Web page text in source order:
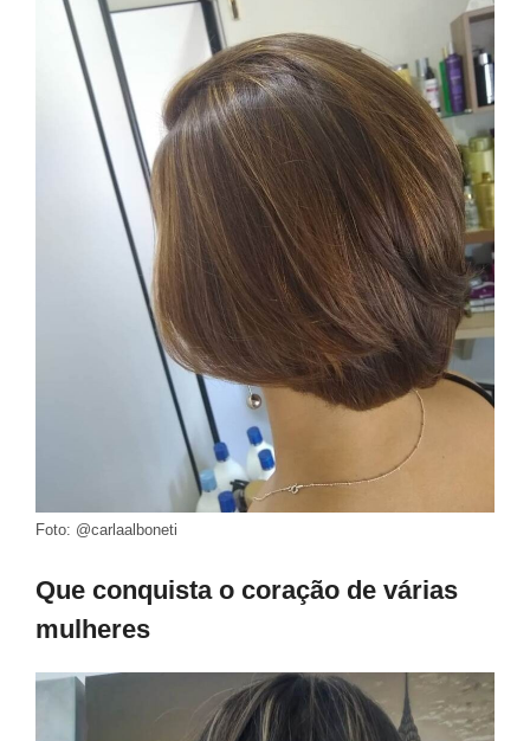
Foto: @carlaalboneti
Que conquista o coração de várias
mulheres